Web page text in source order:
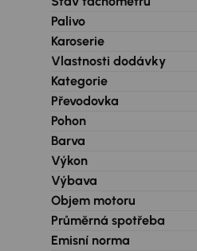
Palivo
Karoserie
Vlastnosti dodávky
Kategorie
Převodovka
Pohon
Barva
Výkon
Výbava
Objem motoru
Průměrná spotřeba
Emisní norma